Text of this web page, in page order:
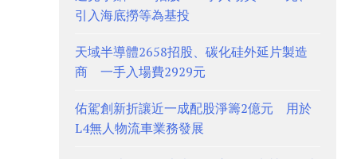
引入海底撈等為基投
天域半導體2658招股、碳化硅外延片製造
商 一手入場費2929元
佑駕創新折讓近一成配股淨籌2億元 用於
L4無人物流車業務發展